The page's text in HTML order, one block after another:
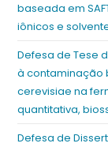
baseada em
iônicos e
Defesa de Tese
à contaminação
cerevisiae na
quantitativa,
Defesa de